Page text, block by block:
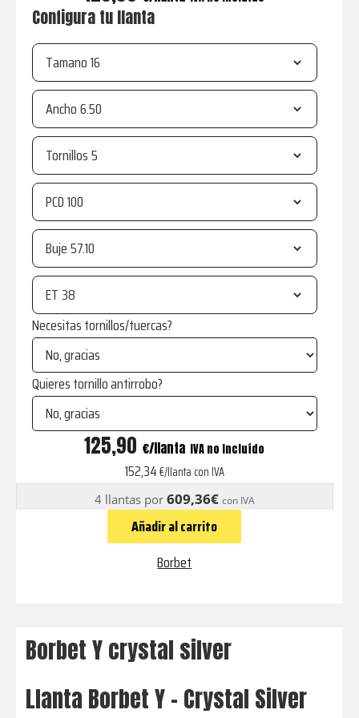
Configura tu llanta
Tamano
Ancho
Tornillos
PCD
Buje
ET
Necesitas tornillos/tuercas?
Quieres tornillo antirrobo?
silver
cantidad
125,90 € IVA no incluído
152,34€/llanta con IVA
4 llantas por 609,36€ con IVA
Añadir al carrito
Borbet
Borbet Y crystal silver
Llanta Borbet Y - Crystal Silver